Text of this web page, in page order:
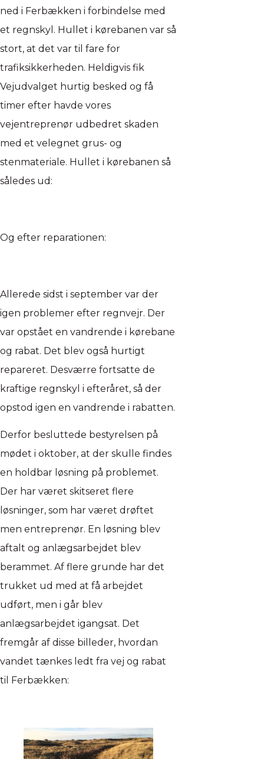
ned i Ferbækken i forbindelse med
et regnskyl. Hullet i kørebanen var så
stort, at det var til fare for
trafiksikkerheden. Heldigvis fik
Vejudvalget hurtig besked og få
timer efter havde vores
vejentreprenør udbedret skaden
med et velegnet grus- og
stenmateriale. Hullet i kørebanen så
således ud:
Og efter reparationen:
Allerede sidst i september var der
igen problemer efter regnvejr. Der
var opstået en vandrende i kørebane
og rabat. Det blev også hurtigt
repareret. Desværre fortsatte de
kraftige regnskyl i efteråret, så der
opstod igen en vandrende i rabatten.
Derfor besluttede bestyrelsen på
mødet i oktober, at der skulle findes
en holdbar løsning på problemet.
Der har været skitseret flere
løsninger, som har været drøftet
men entreprenør. En løsning blev
aftalt og anlægsarbejdet blev
berammet. Af flere grunde har det
trukket ud med at få arbejdet
udført, men i går blev
anlægsarbejdet igangsat. Det
fremgår af disse billeder, hvordan
vandet tænkes ledt fra vej og rabat
til Ferbækken: